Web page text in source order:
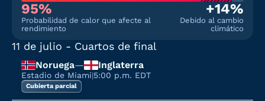
95%
Probabilidad de calor que afecte al
rendimiento
+14%
Debido al cambio
climático
11 de julio - Cuartos de final
Noruega— Inglaterra
Estadio de Miami|5:00 p.m. EDT
Cubierta parcial